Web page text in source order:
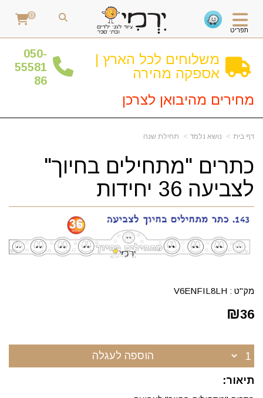
תפריט
0
משלוחים לכל הארץ |
אספקה מהירה
050-
55581
86
מחירים מהיבואן לצרכן
דף בית נושא נלמד תחילת שנה
כתרים "מתחילים בחיוך"
לצביעה 36 יחידות
מק"ט : V6ENFIL8LH
₪36
הוספה לעגלה
תיאור: